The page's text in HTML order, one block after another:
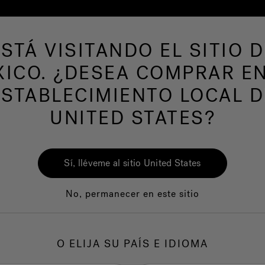
DE NATACION Nuestra marca Centro del
Tinas Primo
de costa a costa. Escoja entre una variedad de opciones de
de instalación y experiencias de hidroterapia. Estará encantado
VISITANDO EL SITIO
¿DESEA COMPRAR
LOCAL
UNITED STATES?
Sí, lléveme al sitio United States
No, permanecer en este sitio
O ELIJA SU PAÍS E IDIOMA